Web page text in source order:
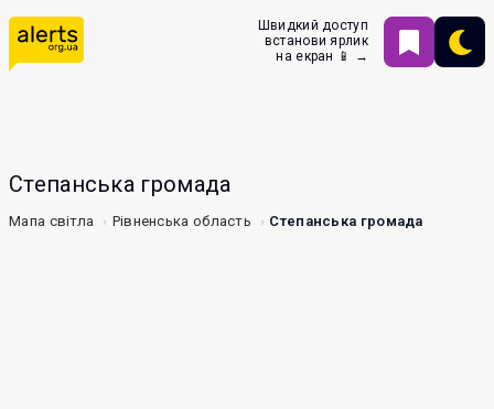
Швидкий доступ
встанови ярлик
на екран 📱 →
Степанська громада
Мапа світла Рівненська область Степанська громада